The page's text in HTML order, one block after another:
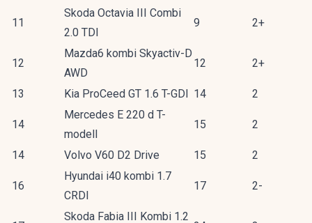
11
Skoda Octavia III Combi
2.0 TDI
9 2+
12
Mazda6 kombi Skyactiv-D
AWD
12 2+
13 Kia ProCeed GT 1.6 T-GDI 14 2
14
Mercedes E 220 d T-
modell
15 2
14 Volvo V60 D2 Drive 15 2
16
Hyundai i40 kombi 1.7
CRDI
17 2-
Skoda Fabia III Kombi 1.2